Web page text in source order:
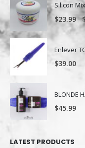
Silicon
$23.99–
Enlever
$39.00
$45.99
LATEST PRODUCTS